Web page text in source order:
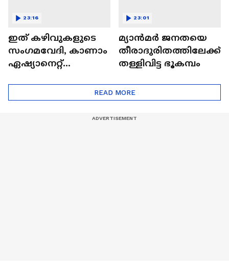
ഇത് കഴിവുകളുടെ
സംഗമവേദി, കാണാം
ഏഷ്യാനെറ്റ്
23:16
മ്യാൻമർ ജനതയെ
തീരാദുരിതത്തിലേക്ക്
തള്ളിവിട്ട ഭൂകമ്പം
23:01
READ MORE